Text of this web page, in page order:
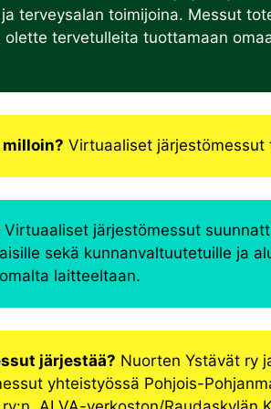
terveysalan toimijoina. Messut
olette tervetulleita tuottamaan
milloin? Virtuaaliset
Virtuaaliset järjestömessut
sekä kunnanvaltuutetuille ja
laitteeltaan.
järjestää? Nuorten Ystävät ry
yhteistyössä Pohjois-